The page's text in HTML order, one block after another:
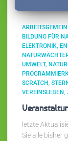
BILDUNG FÜR
ELEKTRONIK
UMWELT
SCRATCH
VEREINSLEBEN
letzte
Sie alle bisher